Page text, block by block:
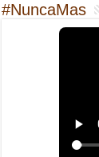
#NuncaMas